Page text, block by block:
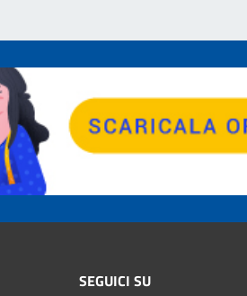
SEGUICI SU